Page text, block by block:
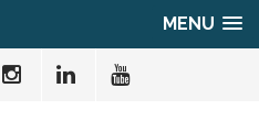
MENU